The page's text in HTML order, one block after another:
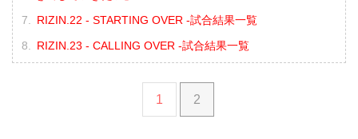
RIZIN.22 - STARTING OVER -試合結果一覧
RIZIN.23 - CALLING OVER -試合結果一覧
1 2